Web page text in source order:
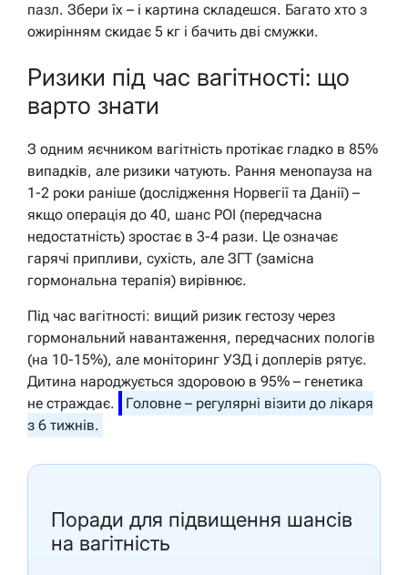
пазл. Збери їх – і картина складешся. Багато хто з
ожирінням скидає 5 кг і бачить дві смужки.
Ризики під час вагітності: що
варто знати
З одним яєчником вагітність протікає гладко в 85%
випадків, але ризики чатують. Рання менопауза на
1-2 роки раніше (дослідження Норвегії та Данії) –
якщо операція до 40, шанс POI (передчасна
недостатність) зростає в 3-4 рази. Це означає
гарячі припливи, сухість, але ЗГТ (замісна
гормональна терапія) вирівнює.
Під час вагітності: вищий ризик гестозу через
гормональний навантаження, передчасних пологів
(на 10-15%), але моніторинг УЗД і доплерів рятує.
Дитина народжується здоровою в 95% – генетика
не страждає.
Головне – регулярні візити до лікаря
з 6 тижнів.
Поради для підвищення шансів
на вагітність